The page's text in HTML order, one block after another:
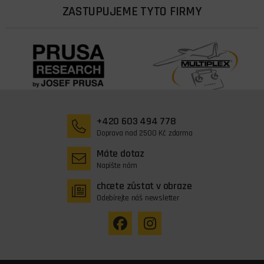
ZASTUPUJEME TYTO FIRMY
+420 603 494 778
Doprava nad 2500 Kč zdarma
Máte dotaz
Napište nám
chcete zůstat v obraze
Odebírejte náš newsletter